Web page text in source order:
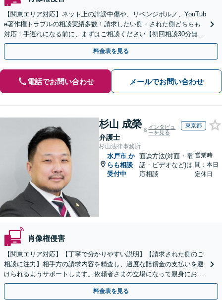
【関東エリア対応】ネット上の誹謗中傷や、リベンジポルノ、YouTub
e著作権トラブルの相談実績多数！請求したい側・された側どちらも
対応！手遅れになる前に、まずはご相談ください【初回相談30分無
料】【オンライン対応可】【夜間休日相談可】
料金表を見る
電話でお問い合わせ メールでお問い合わせ
杉山 成榮
弁護士
インタビュ
ーを見る
東京都
杉山法律事務所
水戸市 か
らも相談
受付中
面談方法(対面・電
話・ビデオなど)は
応相談
営業時
間：本日
定休日
肖像権侵害
【関東エリア対応】【丁寧で分かりやすい説明】【請求された側のご
相談に注力】相手方の請求内容を精査し、過度な賠償金の支払いを避
けられるようサポートします。依頼者さまの立場になって親身にお話
を伺いますので、ぜひご相談ください。【WEB面談可】
料金表を見る